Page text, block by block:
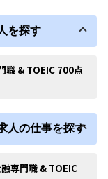
を探す
職 & TOEIC 700点
人の仕事を探す
専門職 & TOEIC